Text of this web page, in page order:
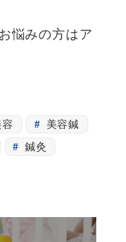
悩みの方はア
美容鍼
鍼灸